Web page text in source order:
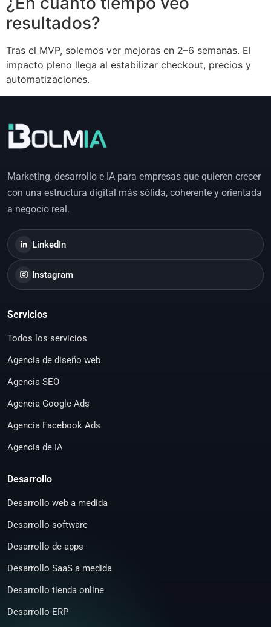
resultados?
Tras el MVP, solemos ver mejoras en 2–6 semanas. El
impacto pleno llega al estabilizar checkout, precios y
automatizaciones.
Marketing, desarrollo e IA para empresas que quieren crecer
con una estructura digital más sólida, coherente y orientada
a negocio real.
LinkedIn
Instagram
Servicios
Todos los servicios
Agencia de diseño web
Agencia SEO
Agencia Google Ads
Agencia Facebook Ads
Agencia de IA
Desarrollo
Desarrollo web a medida
Desarrollo software
Desarrollo de apps
Desarrollo SaaS a medida
Desarrollo tienda online
Desarrollo ERP